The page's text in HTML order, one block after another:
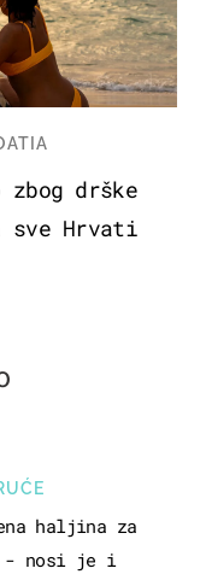
zbog drške
sve Hrvati
haljina za
- nosi je i